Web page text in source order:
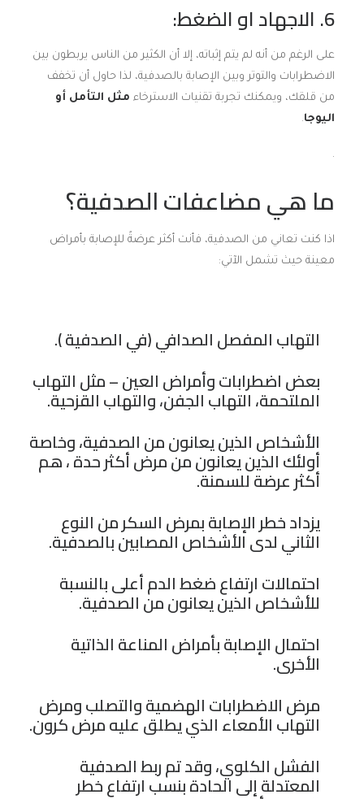
6. الاجهاد او الضغط:
على الرغم من أنه لم يتم إثباته، إلا أن الكثير من الناس يربطون بين
الاضطرابات والتوتر وبين الإصابة بالصدفية، لذا حاول أن تخفف
من قلقك، ويمكنك تجربة تقنيات الاسترخاء مثل التأمل أو
اليوجا.
.
ما هي مضاعفات الصدفية؟
اذا كنت تعاني من الصدفية، فأنت أكثر عرضةً للإصابة بأمراض
معينة حيث تشمل الآتي:
التهاب المفصل الصدافي (في الصدفية ).
بعض اضطرابات وأمراض العين – مثل التهاب
الملتحمة، التهاب الجفن، والتهاب القزحية.
الأشخاص الذين يعانون من الصدفية، وخاصة
أولئك الذين يعانون من مرض أكثر حدة ، هم
أكثر عرضة للسمنة.
يزداد خطر الإصابةبمرض السكرمن النوع
الثاني لدى الأشخاص المصابين بالصدفية.
احتمالات ارتفاع ضغط الدم أعلى بالنسبة
للأشخاص الذين يعانون من الصدفية.
احتمال الإصابة بأمراض المناعة الذاتية
الأخرى.
مرض الاضطرابات الهضمية والتصلب ومرض
التهاب الأمعاء الذي يطلق عليه مرض كرون.
الفشل الكلوي، وقد تم ربط الصدفية
المعتدلة إلى الحادة بنسب ارتفاع خطر